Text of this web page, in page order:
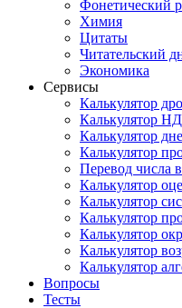
Фонетический
Химия
Цитаты
Читательский
Экономика
Сервисы
Калькулятор
Калькулятор
Калькулятор
Калькулятор
Перевод числа
Калькулятор
Калькулятор
Калькулятор
Калькулятор
Калькулятор
Калькулятор
Вопросы
Тесты